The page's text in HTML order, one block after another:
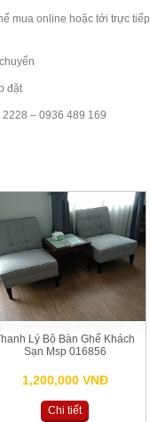
online hoặc tới trực tiếp
đặt
– 0936 489 169
Lý Bộ Bàn Ghế Khách
Sạn Msp 016856
1,200,000 VNĐ
Chi tiết